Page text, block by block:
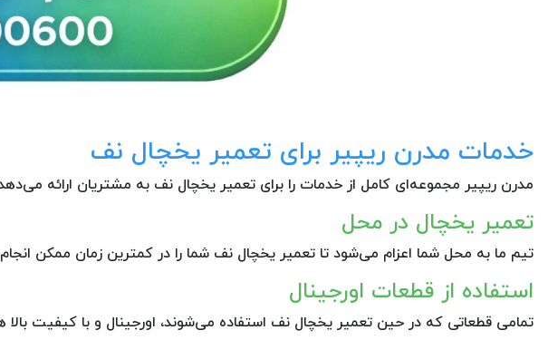
خدمات مدرن ریپیر برای تعمیر یخچال نف
مدرن ریپیر مجموعه‌ای کامل از خدمات را برای تعمیر یخچال نف به مشتریان ارائه
تعمیر یخچال در محل
تیم ما به محل شما اعزام می‌شود تا تعمیر یخچال نف شما را در کمترین زمان ممکن
استفاده از قطعات اورجینال
تمامی قطعاتی که در حین تعمیر یخچال نف استفاده می‌شوند، اورجینال و با کیفیت بالا